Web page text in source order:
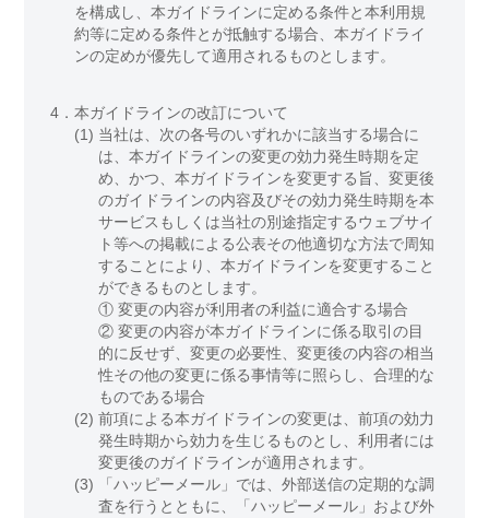
を構成し、本ガイドラインに定める条件と本利用規
約等に定める条件とが抵触する場合、本ガイドライ
ンの定めが優先して適用されるものとします。
4．本ガイドラインの改訂について
(1) 当社は、次の各号のいずれかに該当する場合に
は、本ガイドラインの変更の効力発生時期を定
め、かつ、本ガイドラインを変更する旨、変更後
のガイドラインの内容及びその効力発生時期を本
サービスもしくは当社の別途指定するウェブサイ
ト等への掲載による公表その他適切な方法で周知
することにより、本ガイドラインを変更すること
ができるものとします。
① 変更の内容が利用者の利益に適合する場合
② 変更の内容が本ガイドラインに係る取引の目
的に反せず、変更の必要性、変更後の内容の相当
性その他の変更に係る事情等に照らし、合理的な
ものである場合
(2)前項による本ガイドラインの変更は、前項の効力
発生時期から効力を生じるものとし、利用者には
変更後のガイドラインが適用されます。
(3)
「ハッピーメール」では、外部送信の定期的な調
査を行うとともに、「ハッピーメール」および外